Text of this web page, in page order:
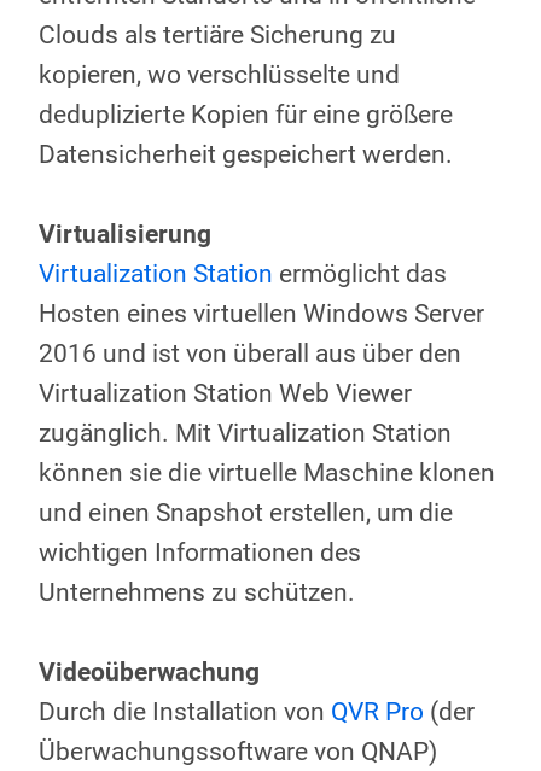
Clouds als tertiäre Sicherung zu
kopieren, wo verschlüsselte und
deduplizierte Kopien für eine größere
Datensicherheit gespeichert werden.
Virtualisierung
Virtualization Station ermöglicht das
Hosten eines virtuellen Windows Server
2016 und ist von überall aus über den
Virtualization Station Web Viewer
zugänglich. Mit Virtualization Station
können sie die virtuelle Maschine klonen
und einen Snapshot erstellen, um die
wichtigen Informationen des
Unternehmens zu schützen.
Videoüberwachung
Durch die Installation von QVR Pro (der
Überwachungssoftware von QNAP)